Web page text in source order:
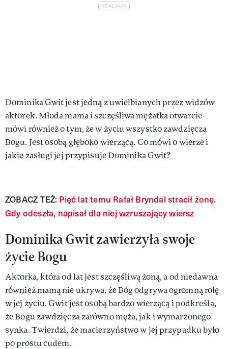
Dominika Gwit jest jedną z uwielbianych przez widzów
aktorek. Młoda mama i szczęśliwa mężatka otwarcie
mówi również o tym, że w życiu wszystko zawdzięcza
Bogu. Jest osobą głęboko wierzącą. Co mówi o wierze i
jakie zasługi jej przypisuje Dominika Gwit?
ZOBACZ TEŻ: Pięć lat temu Rafał Bryndal stracił żonę.
Gdy odeszła, napisał dla niej wzruszający wiersz
Dominika Gwit zawierzyła swoje
życie Bogu
Aktorka, która od lat jest szczęśliwą żoną, a od niedawna
również mamą nie ukrywa, że Bóg odgrywa ogromną rolę
w jej życiu. Gwit jest osobą bardzo wierzącą i podkreśla,
że Bogu zawdzięcza zarówno męża, jak i wymarzonego
synka. Twierdzi, że macierzyństwo w jej przypadku było
po prostu cudem.